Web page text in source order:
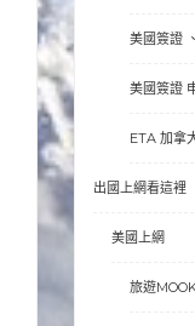
美國簽證
美國簽證
ETA 加拿
出國上網看這裡
美國上網
旅遊